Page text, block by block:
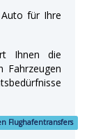
für Ihre
Ihnen die
Fahrzeugen
Flughafentransfers